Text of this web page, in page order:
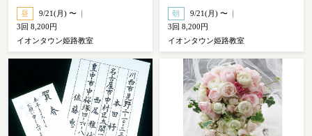
昼
9/21(月) 〜
3回 8,200円
イオンタウン姫路教室
朝
9/21(月) 〜
3回 8,200円
イオンタウン姫路教室